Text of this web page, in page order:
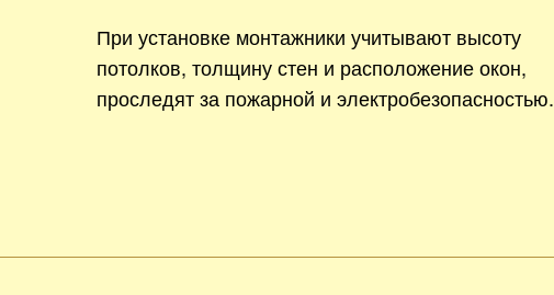
При установке монтажники учитывают высоту
потолков, толщину стен и расположение окон,
проследят за пожарной и электробезопасностью.